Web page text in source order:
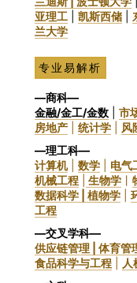
亚理工
凯斯西储
兰大学
专业易解析
—商科—
金融/金工/金数
市
房地产
统计学 风
—理工科—
计算机| 数学 电气
机械工程
生物学 丨
数据科学 | 植物学
工程
—交叉学科—
供应链管理 | 体育管
食品科学与工程
人